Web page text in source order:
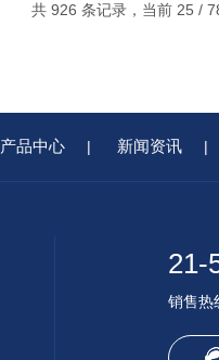
共 926 条记录，当前 25 /
产品中心 | 新闻资讯 |
21-
销售热